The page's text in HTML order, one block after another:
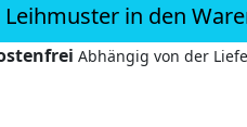
Leihmuster in den
Abhängig von der